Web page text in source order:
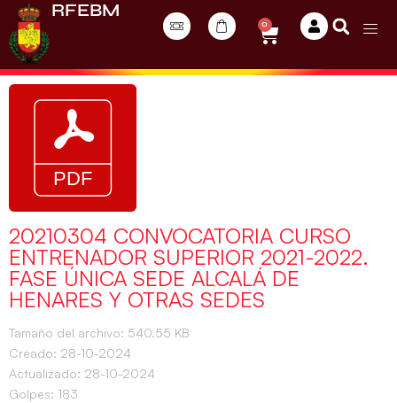
RFEBM
0
20210304 CONVOCATORIA CURSO
ENTRENADOR SUPERIOR 2021-2022.
FASE ÚNICA SEDE ALCALÁ DE
HENARES Y OTRAS SEDES
Tamaño del archivo: 540.55 KB
Creado: 28-10-2024
Actualizado: 28-10-2024
Golpes: 183